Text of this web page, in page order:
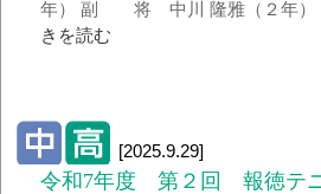
年） 副 将 中川 隆雅（２年
きを読む
[2025.9.29]
令和7年度 第２回 報徳テ